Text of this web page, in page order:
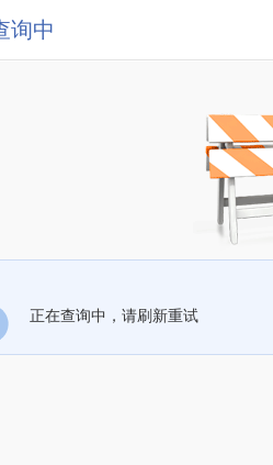
询中
正在查询中，请刷新重试